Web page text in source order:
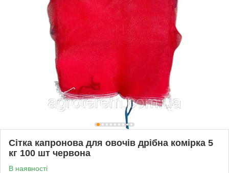
Сітка капронова для овочів дрібна комірка 5
кг 100 шт червона
В наявності